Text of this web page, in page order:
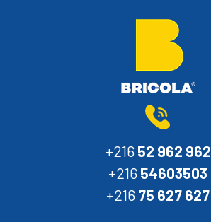
+216 52 962 962
+216 54603503
+216 75 627 627